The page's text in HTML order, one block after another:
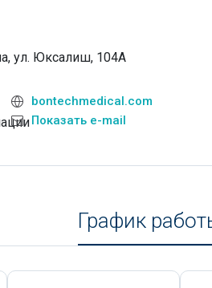
ул. Юксалиш, 104А
bontechmedical.com
Показать e-mail
График